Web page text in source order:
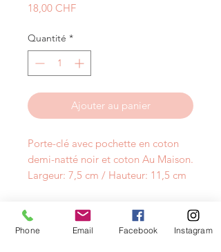
18,00 CHFPrix
Quantité *
Ajouter au panier
Porte-clé avec pochette en coton
demi-natté noir et coton Au Maison.
Largeur: 7,5 cm / Hauteur: 11,5 cm
NEWSLETTER
Phone Email Facebook Instagram